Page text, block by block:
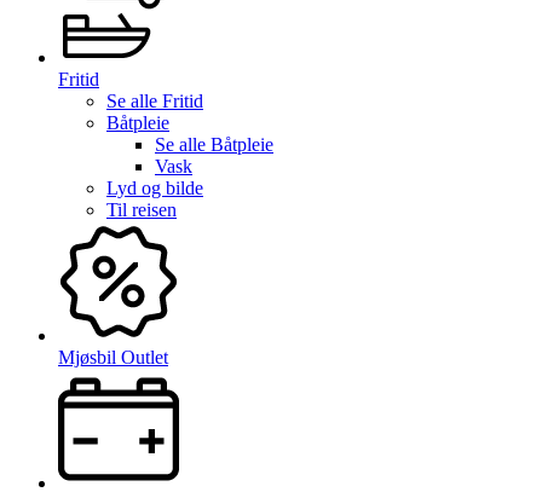
Fritid
Se alle Fritid
Båtpleie
Se alle Båtpleie
Vask
Lyd og bilde
Til reisen
Mjøsbil Outlet